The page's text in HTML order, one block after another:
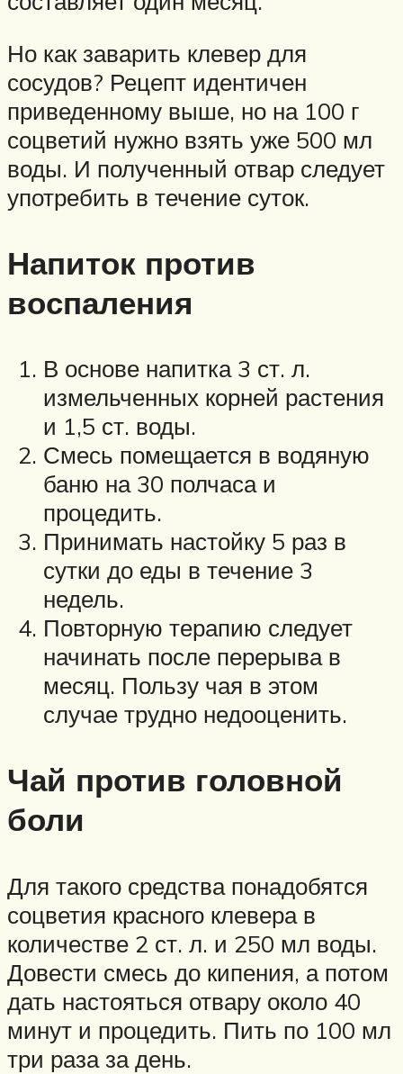
Но как заварить клевер для
сосудов? Рецепт идентичен
приведенному выше, но на 100 г
соцветий нужно взять уже 500 мл
воды. И полученный отвар следует
употребить в течение суток.
Напиток против
воспаления
В основе напитка 3 ст. л.
измельченных корней растения
и 1,5 ст. воды.
Смесь помещается в водяную
баню на 30 полчаса и
процедить.
Принимать настойку 5 раз в
сутки до еды в течение 3
недель.
Повторную терапию следует
начинать после перерыва в
месяц. Пользу чая в этом
случае трудно недооценить.
Чай против головной
боли
Для такого средства понадобятся
соцветия красного клевера в
количестве 2 ст. л. и 250 мл воды.
Довести смесь до кипения, а потом
дать настояться отвару около 40
минут и процедить. Пить по 100 мл
три раза за день.